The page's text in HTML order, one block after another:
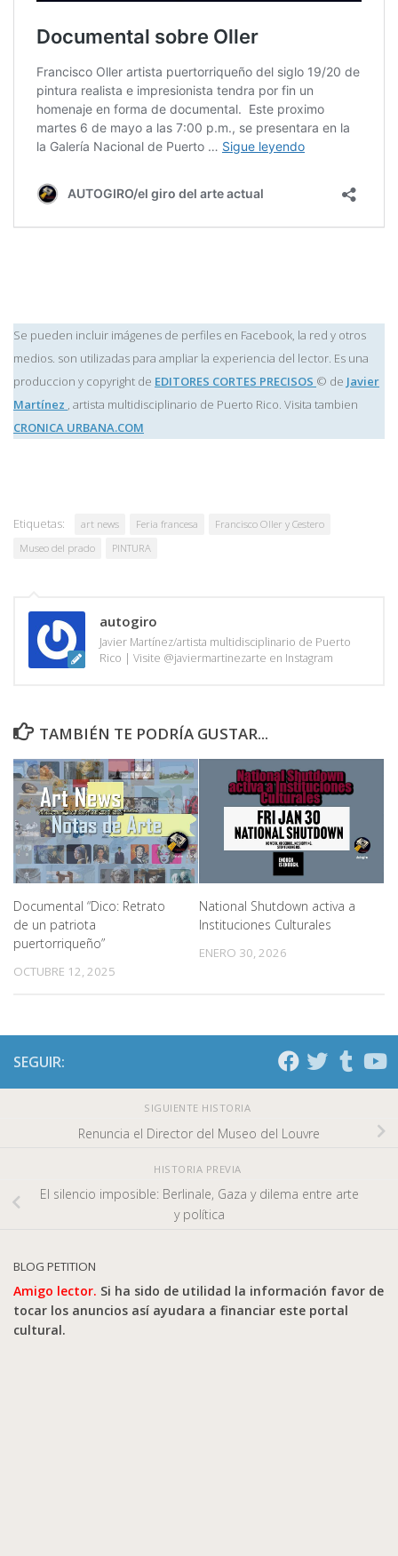
Se pueden incluir imágenes de perfiles en Facebook, la red y otros
medios. son utilizadas para ampliar la experiencia del lector. Es una
produccion y copyright de EDITORES CORTES PRECISOS © de Javier
Martínez , artista multidisciplinario de Puerto Rico. Visita tambien
CRONICA URBANA.COM
Etiquetas: art news Feria francesa
Francisco Oller y Cestero
Museo del prado
PINTURA
autogiro
Javier Martínez/artista multidisciplinario de Puerto
Rico | Visite @javiermartinezarte en Instagram
TAMBIÉN TE PODRÍA GUSTAR...
Documental “Dico: Retrato
de un patriota
puertorriqueño”
OCTUBRE 12, 2025
National Shutdown activa a
Instituciones Culturales
ENERO 30, 2026
SEGUIR:
SIGUIENTE HISTORIA
Renuncia el Director del Museo del Louvre
HISTORIA PREVIA
El silencio imposible: Berlinale, Gaza y dilema entre arte
y política
BLOG PETITION
Amigo lector. Si ha sido de utilidad la información favor de
tocar los anuncios así ayudara a financiar este portal
cultural.